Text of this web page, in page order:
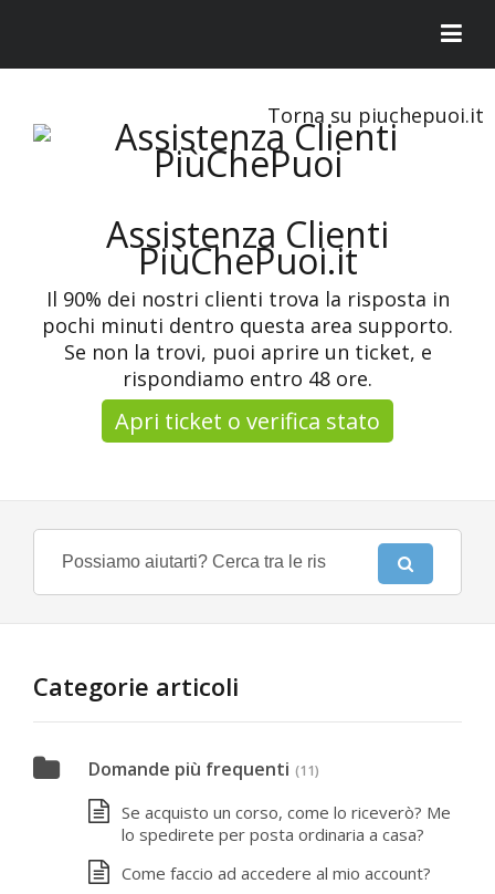
Assistenza Clienti
PiùChePuoi.it
Il 90% dei nostri clienti trova la risposta in
pochi minuti dentro questa area supporto.
Se non la trovi, puoi aprire un ticket, e
rispondiamo entro 48 ore.
Apri ticket o verifica stato
Torna su piuchepuoi.it
Categorie articoli
Domande più frequenti (11)
Se acquisto un corso, come lo riceverò? Me
lo spedirete per posta ordinaria a casa?
Come faccio ad accedere al mio account?